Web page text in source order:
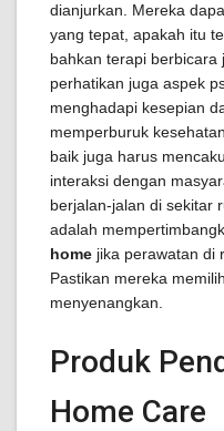
dianjurkan. Mereka
yang tepat, apakah itu
bahkan terapi berbicara
perhatikan juga aspek
menghadapi kesepian
memperburuk
baik juga harus
interaksi dengan
berjalan-jalan di sekitar
adalah
home jika perawatan di
Pastikan mereka
menyenangkan.
Produk
Home Care